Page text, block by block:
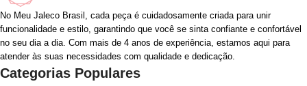
No Meu Jaleco Brasil, cada peça é cuidadosamente criada para unir
funcionalidade e estilo, garantindo que você se sinta confiante e confortável
no seu dia a dia. Com mais de 4 anos de experiência, estamos aqui para
atender às suas necessidades com qualidade e dedicação.
Categorias Populares